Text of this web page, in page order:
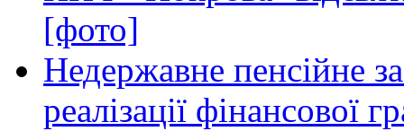
[фото]
Недержавне пенсійне
реалізації фінансової